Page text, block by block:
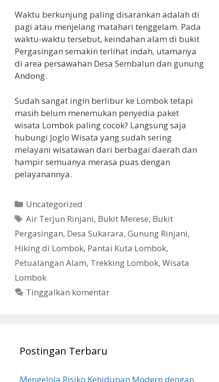
Waktu berkunjung paling disarankan adalah di
pagi atau menjelang matahari tenggelam. Pada
waktu-waktu tersebut, keindahan alam di bukit
Pergasingan semakin terlihat indah, utamanya
di area persawahan Desa Sembalun dan gunung
Andong.
Sudah sangat ingin berlibur ke Lombok tetapi
masih belum menemukan penyedia paket
wisata Lombok paling cocok? Langsung saja
hubungi Joglo Wisata yang sudah sering
melayani wisatawan dari berbagai daerah dan
hampir semuanya merasa puas dengan
pelayanannya.
Kategori
Uncategorized
Tag
Air Terjun Rinjani, Bukit Merese, Bukit
Pergasingan, Desa Sukarara, Gunung Rinjani,
Hiking di Lombok, Pantai Kuta Lombok,
Petualangan Alam, Trekking Lombok, Wisata
Lombok
Tinggalkan komentar
Postingan Terbaru
Mengelola Risiko Kehidupan Modern dengan